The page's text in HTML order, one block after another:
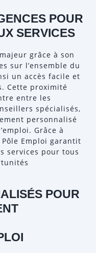
POUR
SERVICES
grâce à son
sur l’ensemble du
un accès facile et
Cette proximité
entre les
spécialisés,
personnalisé
Grâce à
Emploi garantit
services pour tous
POUR